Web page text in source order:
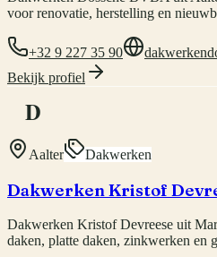
voor renovatie, herstelling en
+32 9 227 35 90
Bekijk profiel
D
Aalter Dakwerken
Dakwerken Kristof
Dakwerken Kristof Devreese uit
daken, platte daken, zinkwerken en